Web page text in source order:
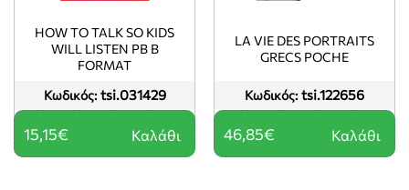
Κωδικός: tsi.031429
HOW TO TALK SO KIDS
WILL LISTEN PB B
FORMAT
15,15€ Καλάθι
Κωδικός: tsi.122656
LA VIE DES PORTRAITS
GRECS POCHE
46,85€ Καλάθι